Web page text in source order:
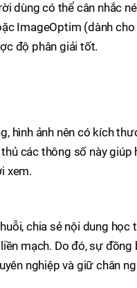
dùng có thể cân nhắc
ImageOptim (dành
độ phân giải tốt.
hình ảnh nên có kích
các thông số này giúp
xem.
chia sẻ nội dung
mạch. Do đó, sự đồng
nghiệp và giữ chân